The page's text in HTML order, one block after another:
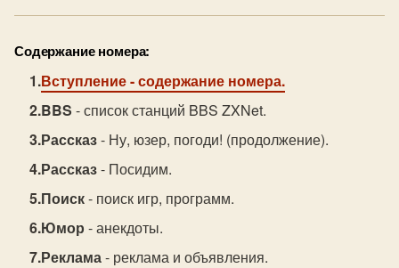
Содержание номера:
Вступление- содержание номера.
BBS - список станций BBS ZXNet.
Рассказ- Ну, юзер, погоди! (продолжение).
Рассказ- Посидим.
Поиск- поиск игр, программ.
Юмор - анекдоты.
Реклама- реклама и объявления.